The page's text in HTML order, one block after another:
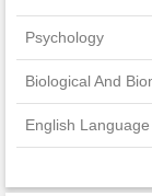
Psychology
Biological And
English